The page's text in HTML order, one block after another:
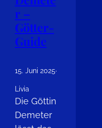
r –
Götter-
Guide
15. Juni 2025·
Livia
Die Göttin
Demeter